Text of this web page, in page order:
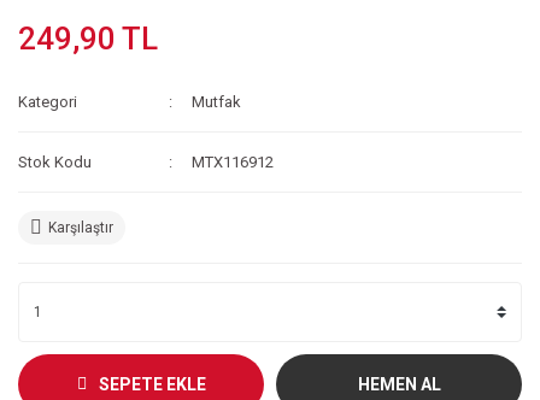
249,90 TL
Kategori Mutfak
Stok Kodu MTX116912
Karşılaştır
SEPETE EKLE HEMEN AL